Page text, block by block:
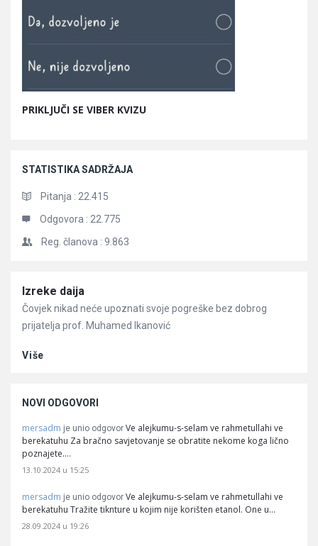
PRIKLJUČI SE VIBER KVIZU
STATISTIKA SADRŽAJA
Pitanja : 22.415
Odgovora : 22.775
Reg. članova : 9.863
Članci
Izreke daija
Čovjek nikad neće upoznati svoje pogreške bez dobrog
prijatelja prof. Muhamed Ikanović
Više
NOVI ODGOVORI
mersadm je unio odgovor Ve alejkumu-s-selam ve rahmetullahi ve
berekatuhu Za bračno savjetovanje se obratite nekome koga lično
poznajete.…
13.10.2024 u 15:25
mersadm je unio odgovor Ve alejkumu-s-selam ve rahmetullahi ve
berekatuhu Tražite tiknture u kojim nije korišten etanol. One u…
28.09.2024 u 19:26